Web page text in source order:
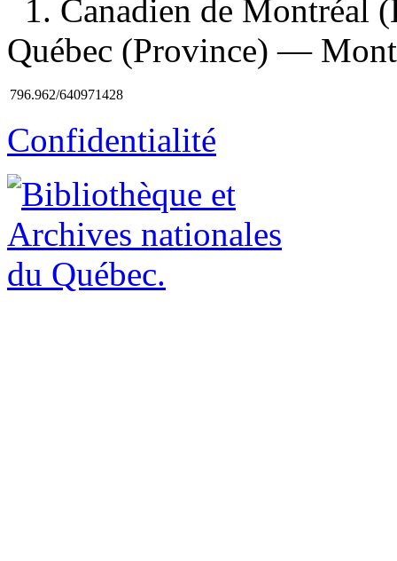
1. Canadien de Montréal
Québec (Province) —
796.962/640971428
Confidentialité